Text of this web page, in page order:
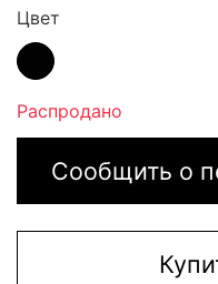
Сообщить о
Цвет
Распродано